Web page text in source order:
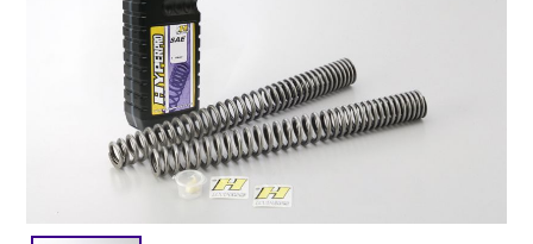
MV AGUSTA
TRIUMPH
閉じる